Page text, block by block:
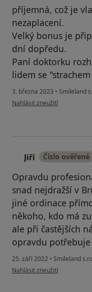
příjemná, což je
nezaplacení.
Velký bonus je
dní dopředu.
Paní doktorku
lidem se
3. března 2023 • Smileland
podle názoru uživatele Jan
Nahlásit zneužití
Jiří Číslo ověřené
Opravdu
snad nejdražší v
jiné ordinace
někoho, kdo má
ale při častějších
opravdu
25. září 2022 • Smileland
podle názoru uživatele Jiří
Nahlásit zneužití